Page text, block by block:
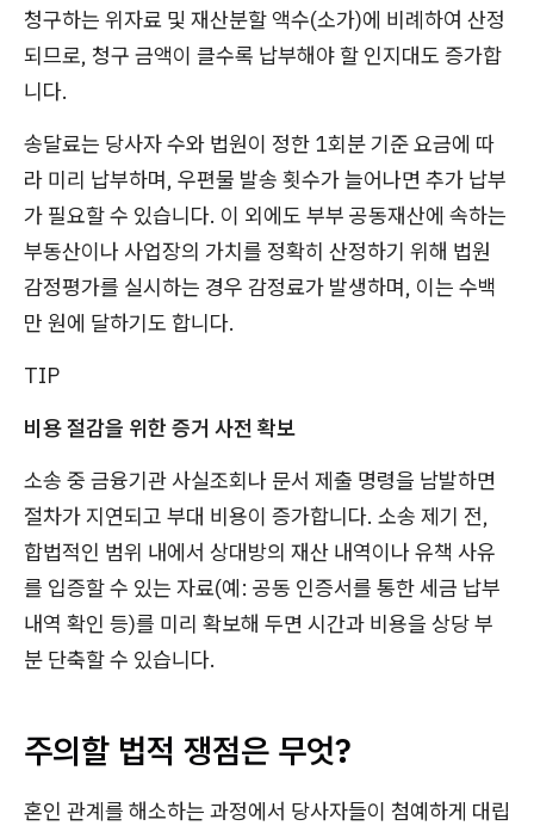
청구하는 위자료 및 재산분할 액수(소가)에 비례하여 산정
되므로, 청구 금액이 클수록 납부해야 할 인지대도 증가합
니다.
송달료는 당사자 수와 법원이 정한 1회분 기준 요금에 따
라 미리 납부하며, 우편물 발송 횟수가 늘어나면 추가 납부
가 필요할 수 있습니다. 이 외에도 부부 공동재산에 속하는
부동산이나 사업장의 가치를 정확히 산정하기 위해 법원
감정평가를 실시하는 경우 감정료가 발생하며, 이는 수백
만 원에 달하기도 합니다.
TIP
비용 절감을 위한 증거 사전 확보
소송 중 금융기관 사실조회나 문서 제출 명령을 남발하면
절차가 지연되고 부대 비용이 증가합니다. 소송 제기 전,
합법적인 범위 내에서 상대방의 재산 내역이나 유책 사유
를 입증할 수 있는 자료(예: 공동 인증서를 통한 세금 납부
내역 확인 등)를 미리 확보해 두면 시간과 비용을 상당 부
분 단축할 수 있습니다.
주의할 법적 쟁점은 무엇?
혼인 관계를 해소하는 과정에서 당사자들이 첨예하게 대립